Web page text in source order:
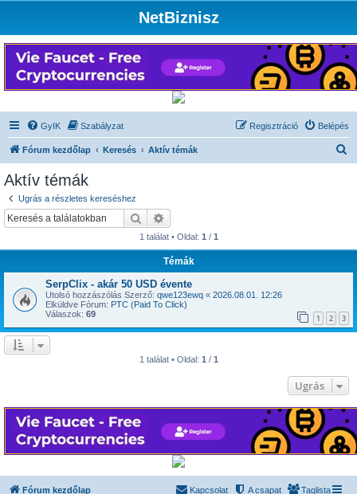
NetBiznisz
GyIK Szabályzat Belépés
Regisztráció
Fórum kezdőlap Keresés Aktív témák
Aktív témák
Ugrás a részletes kereséshez
Keresés
1 találat • Oldal: 1 / 1
Témák
SerpClix - akár 50 USD évente
Utolsó hozzászólás Szerző: qwe123ewq « 2026.08.01. 12:26
Elküldve Fórum: PTC (Paid To Click)
Válaszok: 69 1 2 3
1 találat • Oldal: 1 / 1
Ugrás
Fórum kezdőlap Taglista
A csapat
Kapcsolat